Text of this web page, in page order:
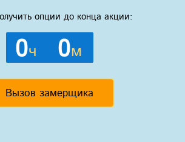
опции до конца акции:
0ч 0м
Вызов замерщика